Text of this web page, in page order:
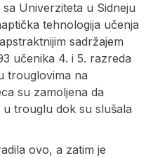
Univerziteta u Sidneju
tehnologija učenja
sadržajem
učenika 4. i 5. razreda
trouglovima na
su zamoljena da
trouglu dok su slušala
ovo, a zatim je